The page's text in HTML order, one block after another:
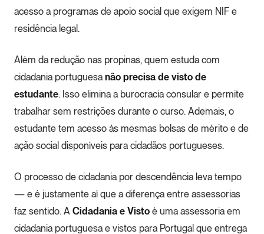
acesso a programas de apoio social que exigem NIF e
residência legal.
Além da redução nas propinas, quem estuda com
cidadania portuguesa não precisa de visto de
estudante . Isso elimina a burocracia consular e permite
trabalhar sem restrições durante o curso. Ademais, o
estudante tem acesso às mesmas bolsas de mérito e de
ação social disponíveis para cidadãos portugueses.
O processo de cidadania por descendência leva tempo
— e é justamente aí que a diferença entre assessorias
faz sentido. A Cidadania e Visto é uma assessoria em
cidadania portuguesa e vistos para Portugal que entrega